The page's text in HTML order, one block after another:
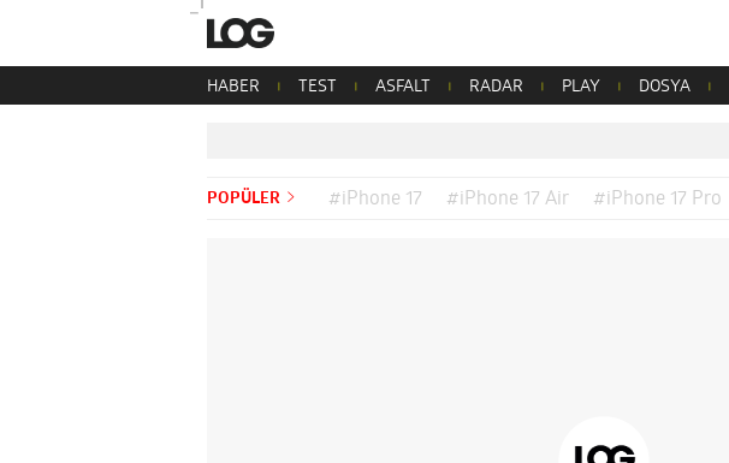
HABER TEST ASFALT RADAR PLAY DOSYA
POPÜLER #iPhone 17 #iPhone 17 Air #iPhone 17 Pro